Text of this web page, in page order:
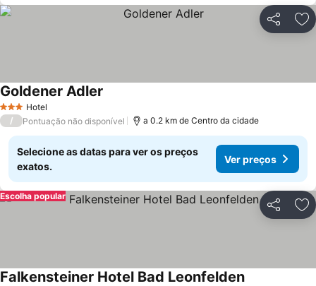
Partilhar
3 EstrelasHotel
Goldener Adler
/ Pontuação não disponível a 0.2 km de Centro da cidade
Selecione as datas para ver os preços
exatos.
Ver preços
Partilhar
Escolha popular
Falkensteiner Hotel Bad Leonfelden